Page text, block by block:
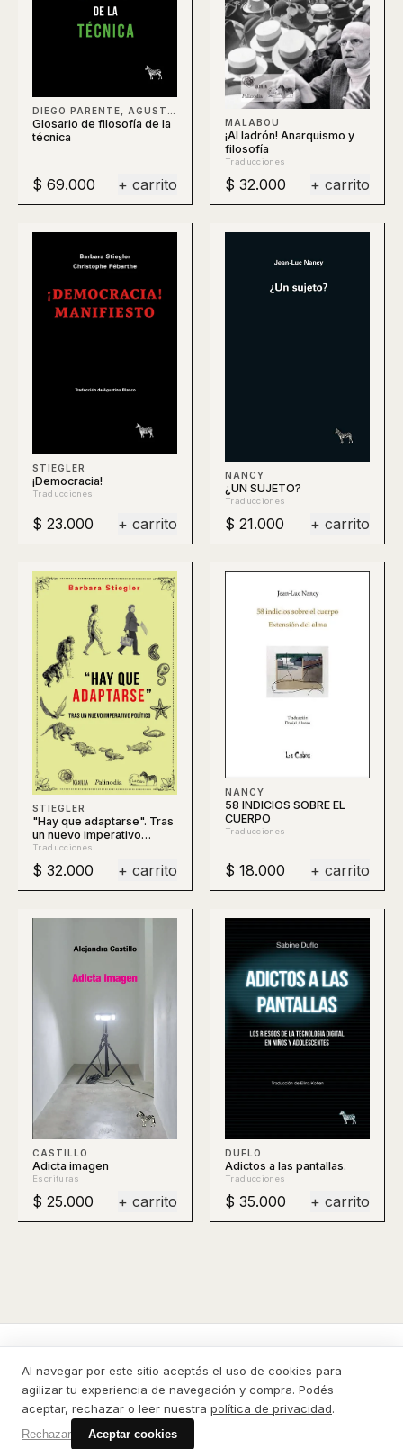
Glosario de filosofía de la
técnica
$ 69.000 + carrito
MALABOU
¡Al ladrón! Anarquismo y
filosofía
Traducciones
$ 32.000 + carrito
STIEGLER
¡Democracia!
Traducciones
$ 23.000 + carrito
NANCY
¿UN SUJETO?
Traducciones
$ 21.000 + carrito
STIEGLER
"Hay que adaptarse". Tras
un nuevo imperativo
político
Traducciones
$ 32.000 + carrito
NANCY
58 INDICIOS SOBRE EL
CUERPO
Traducciones
$ 18.000 + carrito
CASTILLO
Adicta imagen
Escrituras
$ 25.000 + carrito
DUFLO
Adictos a las pantallas.
Traducciones
$ 35.000 + carrito
La Cebra
CATÁLOGOCONTACTOPRIVACIDAD DESDE EL EXTERIOR
CÓMO COMPRAR
© 2026 La Cebra
Al navegar por este sitio aceptás el uso de cookies para
agilizar tu experiencia de navegación y compra. Podés
aceptar, rechazar o leer nuestra política de privacidad.
Rechazar Aceptar cookies